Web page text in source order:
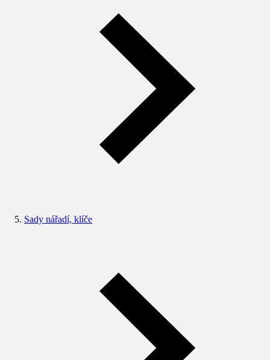
Sady nářadí, klíče